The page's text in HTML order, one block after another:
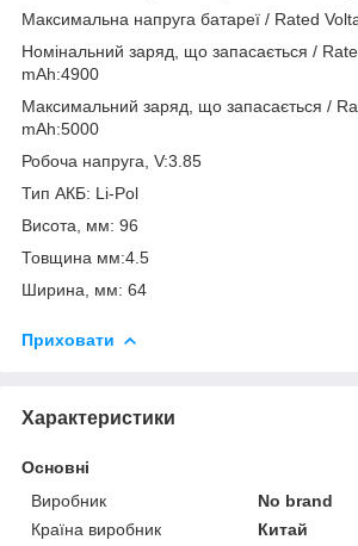
Максимальна напруга батареї / Rated
Номінальний заряд, що запасається /
mAh:4900
Максимальний заряд, що запасається /
mAh:5000
Робоча напруга, V:3.85
Тип АКБ: Li-Pol
Висота, мм: 96
Товщина мм:4.5
Ширина, мм: 64
Приховати
Характеристики
Основні
Виробник
No brand
Країна виробник
Китай